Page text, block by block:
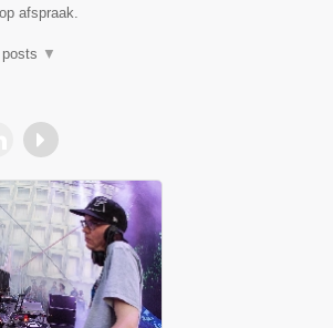
afspraak.
▼